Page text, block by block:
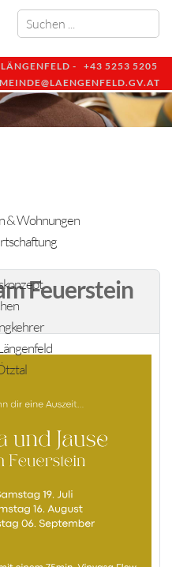
- +43 5253 5205
& Wohnungen
Feuerstein